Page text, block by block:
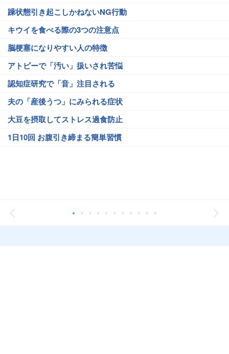
躁状態引き起こしかねないNG行動
キウイを食べる際の3つの注意点
脳梗塞になりやすい人の特徴
アトピーで「汚い」扱いされ苦悩
認知症研究で「音」注目される
夫の「産後うつ」にみられる症状
大豆を摂取してストレス過食防止
1日10回 お腹引き締まる簡単習慣